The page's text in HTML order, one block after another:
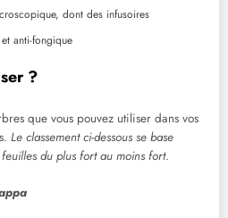
dont des infusoires
anti-fongique
?
que vous pouvez utiliser dans vos
Le classement ci-dessous se base
du plus fort au moins fort.